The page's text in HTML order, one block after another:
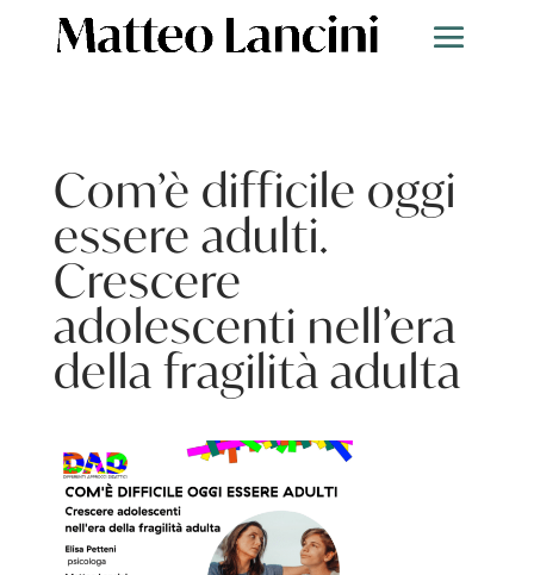
Com’è difficile oggi
essere adulti.
Crescere
adolescenti nell’era
della fragilità adulta